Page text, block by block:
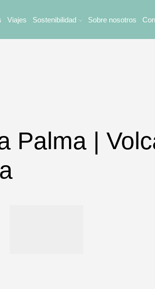
Viajes Sostenibilidad Sobre nosotros
Palma |